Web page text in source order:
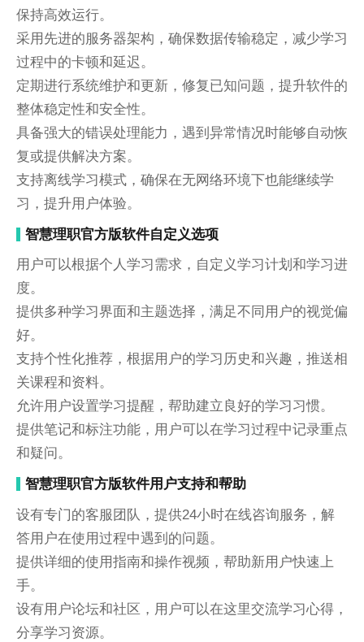
保持高效运行。
采用先进的服务器架构，确保数据传输稳定，减少学习
过程中的卡顿和延迟。
定期进行系统维护和更新，修复已知问题，提升软件的
整体稳定性和安全性。
具备强大的错误处理能力，遇到异常情况时能够自动恢
复或提供解决方案。
支持离线学习模式，确保在无网络环境下也能继续学
习，提升用户体验。
智慧理职官方版软件自定义选项
用户可以根据个人学习需求，自定义学习计划和学习进
度。
提供多种学习界面和主题选择，满足不同用户的视觉偏
好。
支持个性化推荐，根据用户的学习历史和兴趣，推送相
关课程和资料。
允许用户设置学习提醒，帮助建立良好的学习习惯。
提供笔记和标注功能，用户可以在学习过程中记录重点
和疑问。
智慧理职官方版软件用户支持和帮助
设有专门的客服团队，提供24小时在线咨询服务，解
答用户在使用过程中遇到的问题。
提供详细的使用指南和操作视频，帮助新用户快速上
手。
设有用户论坛和社区，用户可以在这里交流学习心得，
分享学习资源。